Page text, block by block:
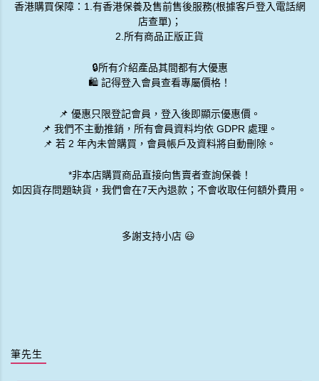
香港購買保障：1.有香港保養及售前售後服務(根據客戶登入電話網
店查單)；
2.所有商品正版正貨
🔒所有介紹產品其間都有大優惠
🛍️ 記得登入會員查看專屬價格！
📌 優惠只限登記會員 ，登入後即顯示優惠價。
📌 我們不主動推銷 ，所有會員資料均依 GDPR 處理。
📌 若 2 年內未曾購買，會員帳戶及資料將自動刪除。
*非本店購買商品直接向售賣者查詢保養！
如因貨存問題缺貨，我們會在7天內退款；不會收取任何額外費用。
多謝支持小店 😃
筆先生